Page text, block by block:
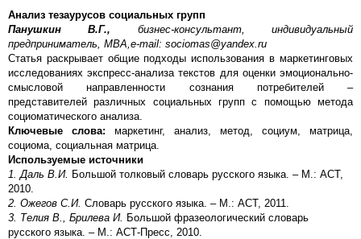
Анализ тезаурусов социальных групп
Панушкин В.Г., бизнес-консультант, индивидуальный
предприниматель, MBA, e-mail: sociomas@yandex.ru
Статья раскрывает общие подходы использования в маркетинговых
исследованиях экспресс-анализа текстов для оценки эмоционально-
смысловой направленности сознания потребителей –
представителей различных социальных групп с помощью метода
социоматического анализа.
Ключевые слова: маркетинг, анализ, метод, социум, матрица,
социома, социальная матрица.
Используемые источники
1. Даль В.И. Большой толковый словарь русского языка. – М.: АСТ,
2010.
2. Ожегов С.И. Словарь русского языка. – М.: АСТ, 2011.
3. Телия В., Брилева И. Большой фразеологический словарь
русского языка. – М.: АСТ-Пресс, 2010.